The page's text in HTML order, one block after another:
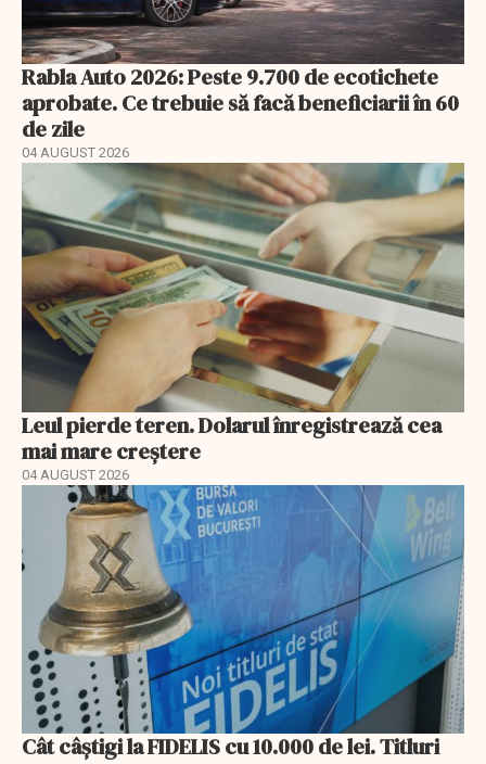
Rabla Auto 2026: Peste 9.700 de ecotichete
aprobate. Ce trebuie să facă beneficiarii în 60
de zile
04 AUGUST 2026
Leul pierde teren. Dolarul înregistrează cea
mai mare creștere
04 AUGUST 2026
Cât câștigi la FIDELIS cu 10.000 de lei. Titluri